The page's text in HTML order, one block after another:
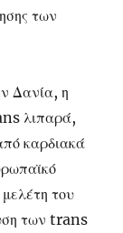
των
Δανία, η
λιπαρά,
καρδιακά
του
των trans